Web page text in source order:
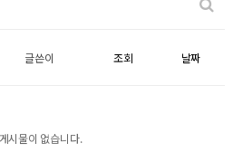
글쓴이 조회 날짜
게시물이 없습니다.